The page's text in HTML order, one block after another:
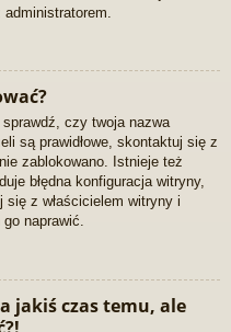
czy twoja nazwa
są prawidłowe, skontaktuj się z
zablokowano. Istnieje też
błędna konfiguracja witryny,
z właścicielem witryny i
naprawić.
jakiś czas temu, ale